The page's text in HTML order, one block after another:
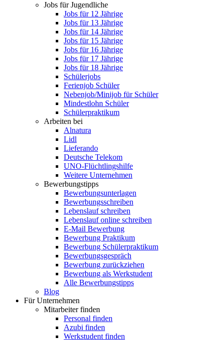
Jobs für Jugendliche
Jobs für 12 Jährige
Jobs für 13 Jährige
Jobs für 14 Jährige
Jobs für 15 Jährige
Jobs für 16 Jährige
Jobs für 17 Jährige
Jobs für 18 Jährige
Schülerjobs
Ferienjob Schüler
Nebenjob/Minijob für Schüler
Mindestlohn Schüler
Schülerpraktikum
Arbeiten bei
Alnatura
Lidl
Lieferando
Deutsche Telekom
UNO-Flüchtlingshilfe
Weitere Unternehmen
Bewerbungstipps
Bewerbungsunterlagen
Bewerbungsschreiben
Lebenslauf schreiben
Lebenslauf online schreiben
E-Mail Bewerbung
Bewerbung Praktikum
Bewerbung Schülerpraktikum
Bewerbungsgespräch
Bewerbung zurückziehen
Bewerbung als Werkstudent
Alle Bewerbungstipps
Blog
Für Unternehmen
Mitarbeiter finden
Personal finden
Azubi finden
Werkstudent finden